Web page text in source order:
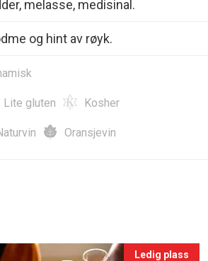
melasse, medisinal.
og hint av røyk.
Lite gluten Kosher
Oransjevin
Ledig plass